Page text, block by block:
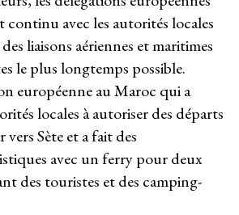
avec les autorités locales
liaisons aériennes et maritimes
le plus longtemps possible.
européenne au Maroc qui a
locales à autoriser des départs
Sète et a fait des
avec un ferry pour deux
des touristes et des camping-